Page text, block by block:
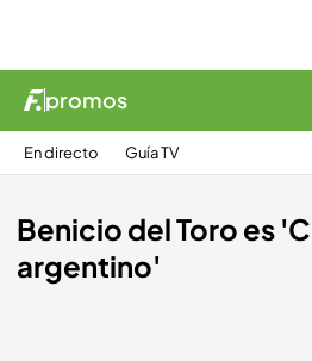
promos
En directo Guía TV
Benicio del Toro es
argentino'